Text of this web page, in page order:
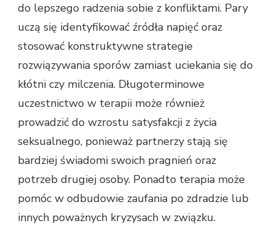
do lepszego radzenia sobie z konfliktami. Pary
uczą się identyfikować źródła napięć oraz
stosować konstruktywne strategie
rozwiązywania sporów zamiast uciekania się do
kłótni czy milczenia. Długoterminowe
uczestnictwo w terapii może również
prowadzić do wzrostu satysfakcji z życia
seksualnego, ponieważ partnerzy stają się
bardziej świadomi swoich pragnień oraz
potrzeb drugiej osoby. Ponadto terapia może
pomóc w odbudowie zaufania po zdradzie lub
innych poważnych kryzysach w związku.